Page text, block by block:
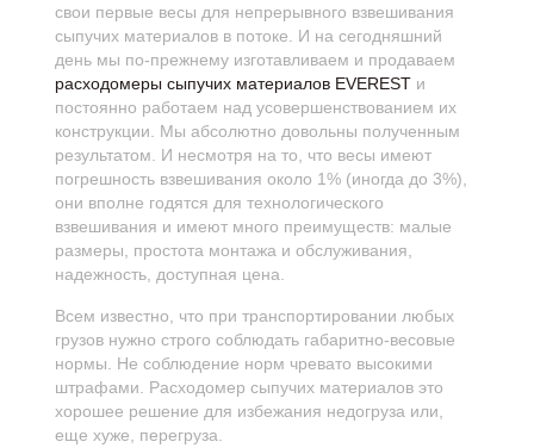
свои первые весы для непрерывного взвешивания
сыпучих материалов в потоке. И на сегодняшний
день мы по-прежнему изготавливаем и продаваем
расходомеры сыпучих материалов ЕVЕRESTи
постоянно работаем над усовершенствованием их
конструкции. Мы абсолютно довольны полученным
результатом. И несмотря на то, что весы имеют
погрешность взвешивания около 1% (иногда до 3%),
они вполне годятся для технологического
взвешивания и имеют много преимуществ: малые
размеры, простота монтажа и обслуживания,
надежность, доступная цена.
Всем известно, что при транспортировании любых
грузов нужно строго соблюдать габаритно-весовые
нормы. Не соблюдение норм чревато высокими
штрафами. Расходомер сыпучих материалов это
хорошее решение для избежания недогруза или,
еще хуже, перегруза.